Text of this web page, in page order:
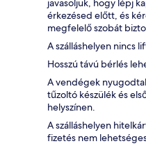
javasoljuk, hogy lépj
érkezésed előtt, és
megfelelő szobát
A szálláshelyen nincs
Hosszú távú bérlés
A vendégek
tűzoltó készülék és
helyszínen.
A szálláshelyen
fizetés nem